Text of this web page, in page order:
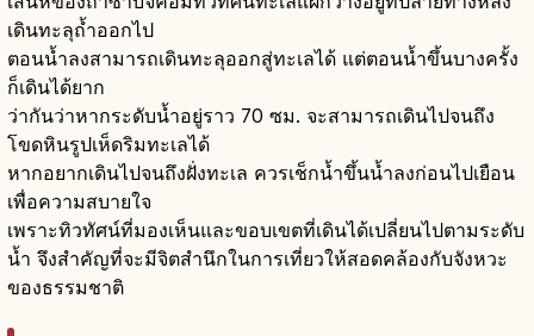
เดินทะลุถ้ำออกไป
ตอนน้ำลงสามารถเดินทะลุออกสู่ทะเลได้ แต่ตอนน้ำขึ้นบางครั้ง
ก็เดินได้ยาก
ว่ากันว่าหากระดับน้ำอยู่ราว 70 ซม. จะสามารถเดินไปจนถึง
โขดหินรูปเห็ดริมทะเลได้
หากอยากเดินไปจนถึงฝั่งทะเล ควรเช็กน้ำขึ้นน้ำลงก่อนไปเยือน
เพื่อความสบายใจ
เพราะทิวทัศน์ที่มองเห็นและขอบเขตที่เดินได้เปลี่ยนไปตามระดับ
น้ำ จึงสำคัญที่จะมีจิตสำนึกในการเที่ยวให้สอดคล้องกับจังหวะ
ของธรรมชาติ